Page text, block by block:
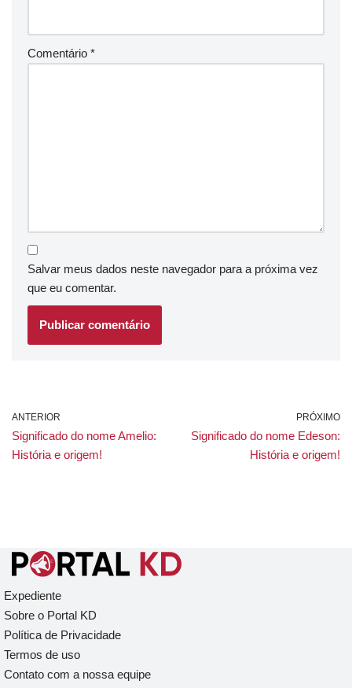
Comentário *
Salvar meus dados neste navegador para a próxima vez
que eu comentar.
ANTERIOR
Significado do nome Amelio:
História e origem!
PRÓXIMO
Significado do nome Edeson:
História e origem!
Expediente
Sobre o Portal KD
Política de Privacidade
Termos de uso
Contato com a nossa equipe